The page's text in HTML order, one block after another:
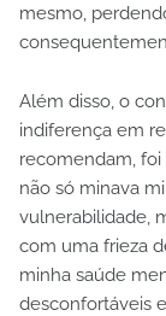
mesmo,
Além disso, o
indiferença em
recomendam, foi
não só minava
vulnerabilidade,
com uma frieza
minha saúde
desconfortáveis